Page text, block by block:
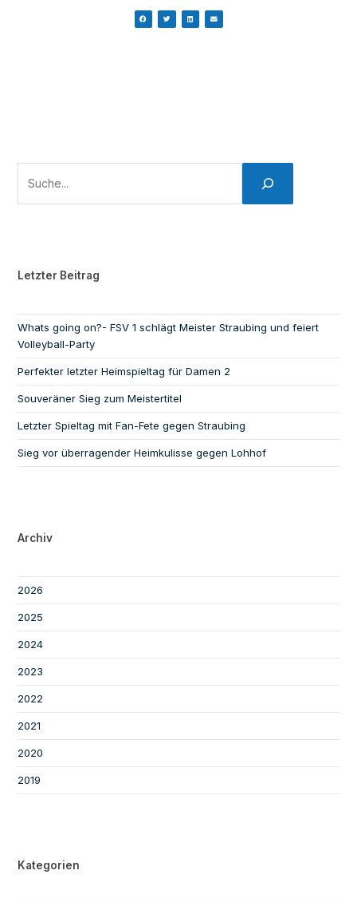
Letzter Beitrag
Whats going on?- FSV 1 schlägt Meister Straubing und feiert
Volleyball-Party
Perfekter letzter Heimspieltag für Damen 2
Souveräner Sieg zum Meistertitel
Letzter Spieltag mit Fan-Fete gegen Straubing
Sieg vor überragender Heimkulisse gegen Lohhof
Archiv
2026
2025
2024
2023
2022
2021
2020
2019
Kategorien